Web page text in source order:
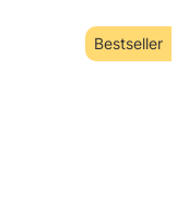
Bestseller